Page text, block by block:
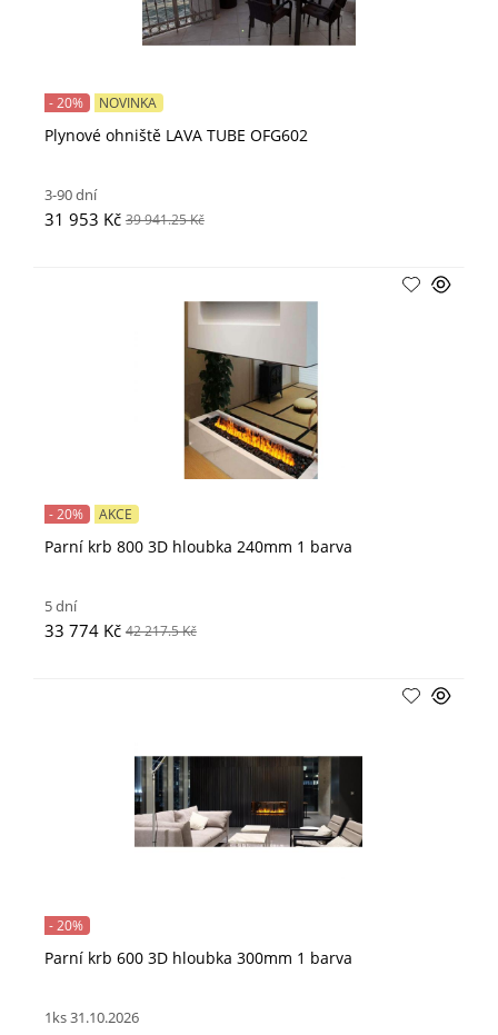
Plynové ohniště LAVA TUBE OFG602
- 20% NOVINKA
3-90 dní
31 953 Kč 39 941.25 Kč
Parní krb 800 3D hloubka 240mm 1 barva
- 20% AKCE
5 dní
33 774 Kč 42 217.5 Kč
Parní krb 600 3D hloubka 300mm 1 barva
- 20%
1ks 31.10.2026